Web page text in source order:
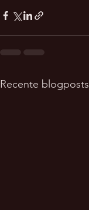
Recente blogposts